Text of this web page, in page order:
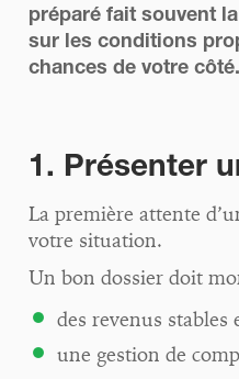
préparé fait souvent
sur les conditions
chances de votre côté.
1. Présenter
La première attente
votre situation.
Un bon dossier doit
des revenus stables
une gestion de